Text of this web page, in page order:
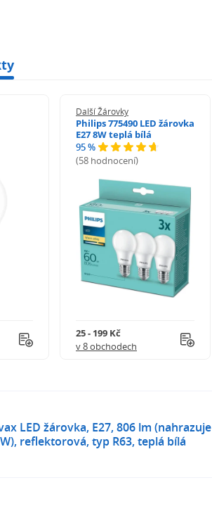
Další Žárovky
Philips 775490 LED žárovka
E27 8W teplá bílá
95 %
(58 hodnocení)
25 - 199 Kč
v 8 obchodech
LED žárovka, E27, 806 lm (nahrazuje
reflektorová, typ R63, teplá bílá